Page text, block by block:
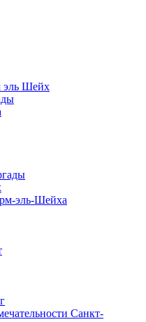
эль Шейх
эль-Шейха
Санкт-